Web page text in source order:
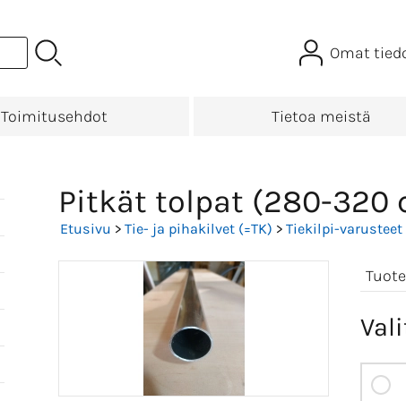
Omat
Toimitusehdot Tietoa meistä
Pitkät tolpat (280-320
Etusivu > Tie- ja pihakilvet (=TK) > Tiekilpi-varusteet